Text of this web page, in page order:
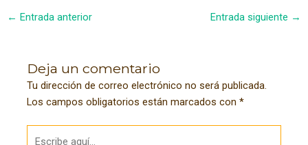
Navegación
← Entrada anterior Entrada siguiente →
Deja un comentario
Tu dirección de correo electrónico no será publicada.
Los campos obligatorios están marcados con*